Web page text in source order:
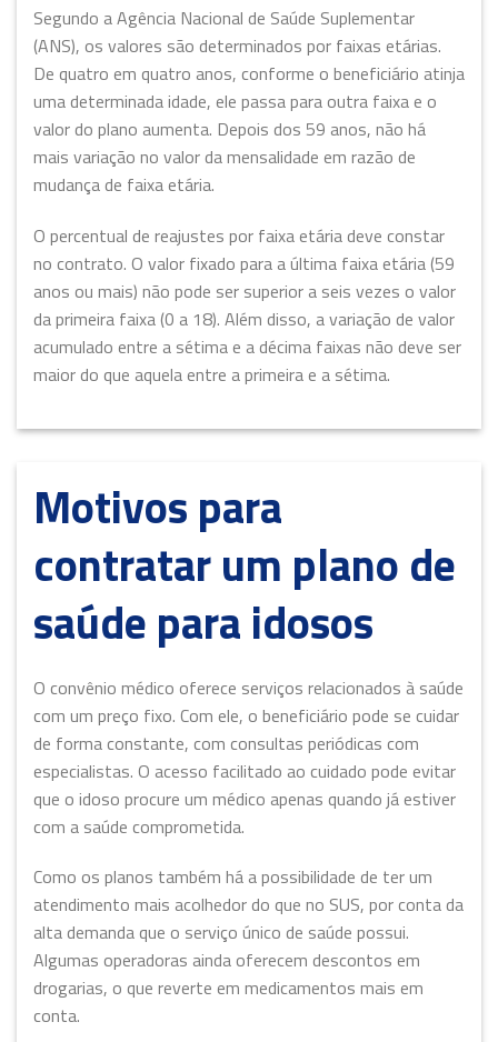
Segundo a Agência Nacional de Saúde Suplementar
(ANS), os valores são determinados por faixas etárias.
De quatro em quatro anos, conforme o beneficiário atinja
uma determinada idade, ele passa para outra faixa e o
valor do plano aumenta. Depois dos 59 anos, não há
mais variação no valor da mensalidade em razão de
mudança de faixa etária.
O percentual de reajustes por faixa etária deve constar
no contrato. O valor fixado para a última faixa etária (59
anos ou mais) não pode ser superior a seis vezes o valor
da primeira faixa (0 a 18). Além disso, a variação de valor
acumulado entre a sétima e a décima faixas não deve ser
maior do que aquela entre a primeira e a sétima.
Motivos para
contratar um plano de
saúde para idosos
O convênio médico oferece serviços relacionados à saúde
com um preço fixo. Com ele, o beneficiário pode se cuidar
de forma constante, com consultas periódicas com
especialistas. O acesso facilitado ao cuidado pode evitar
que o idoso procure um médico apenas quando já estiver
com a saúde comprometida.
Como os planos também há a possibilidade de ter um
atendimento mais acolhedor do que no SUS, por conta da
alta demanda que o serviço único de saúde possui.
Algumas operadoras ainda oferecem descontos em
drogarias, o que reverte em medicamentos mais em
conta.